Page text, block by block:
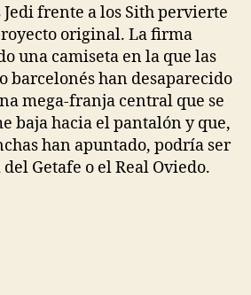
frente a los Sith pervierte
original. La firma
una camiseta en la que las
barcelonés han desaparecido
mega-franja central que se
baja hacia el pantalón y que,
han apuntado, podría ser
Getafe o el Real Oviedo.